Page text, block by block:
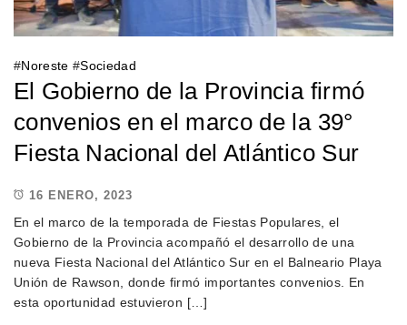
#Noreste #Sociedad
El Gobierno de la Provincia firmó
convenios en el marco de la 39°
Fiesta Nacional del Atlántico Sur
16 ENERO, 2023
En el marco de la temporada de Fiestas Populares, el
Gobierno de la Provincia acompañó el desarrollo de una
nueva Fiesta Nacional del Atlántico Sur en el Balneario Playa
Unión de Rawson, donde firmó importantes convenios. En
esta oportunidad estuvieron […]